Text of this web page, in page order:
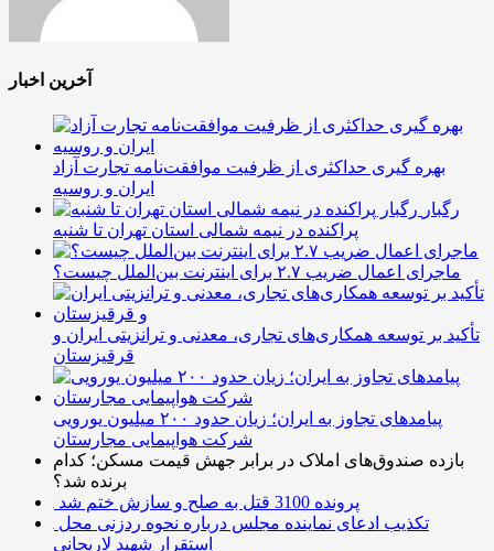
آخرین اخبار
بهره گیری حداکثری از ظرفیت موافقت‌نامه تجارت آزاد
ایران و روسیه
رگبار
پراکنده در نیمه شمالی استان تهران تا شنبه
ماجرای اعمال ضریب ۲.۷ برای اینترنت بین‌الملل چیست؟
تأکید بر توسعه همکاری‌های تجاری، معدنی و ترانزیتی ایران و
قرقیزستان
پیامدهای تجاوز به ایران؛ زیان حدود ۲۰۰ میلیون یورویی
شرکت هواپیمایی مجارستان
بازده صندوق‌های املاک در برابر جهش قیمت مسکن؛ کدام
برنده شد؟
پرونده 3100 قتل به صلح و سازش ختم شد
تکذیب ادعای نماینده مجلس درباره نحوه ردزنی محل
استقرار شهید لاریجانی